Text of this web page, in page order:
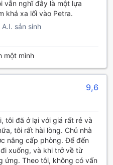
biệt là các con đường
mòn leo núi được thiết kế
vẻ đẹp hoang sơ của
này không chỉ thử thách
mang đến những khung
đá đỏ rực rỡ đến những
cho mọi cấp độ, từ những
động viên dày dạn kinh
cuộc phiêu lưu đầy hứng
khí trong lành và cảm
Đừng quên mang theo
khắc tuyệt vời trong hành
vẫn nghĩ đây là một lựa
khá xa lối vào Petra.
sản sinh
một mình
9,6
tôi đã ở lại với giá rất rẻ và
tôi rất hài lòng. Chủ nhà
nâng cấp phòng. Để đến
xuống, và khi trở về từ
ứng. Theo tôi, không có vấn